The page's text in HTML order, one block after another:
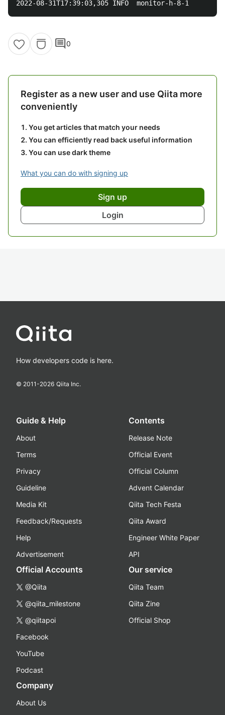
comment0
Register as a new user and use Qiita more
conveniently
You get articles that match your needs
You can efficiently read back useful information
You can use dark theme
What you can do with signing up
Sign up
Login
How developers code is here.
© 2011-2026 Qiita Inc.
Guide & Help
About
Terms
Privacy
Guideline
Media Kit
Feedback/Requests
Help
Advertisement
Contents
Release Note
Official Event
Official Column
Advent Calendar
Qiita Tech Festa
Qiita Award
Engineer White Paper
API
Official Accounts
@Qiita
@qiita_milestone
@qiitapoi
Facebook
YouTube
Podcast
Our service
Qiita Team
Qiita Zine
Official Shop
Company
About Us